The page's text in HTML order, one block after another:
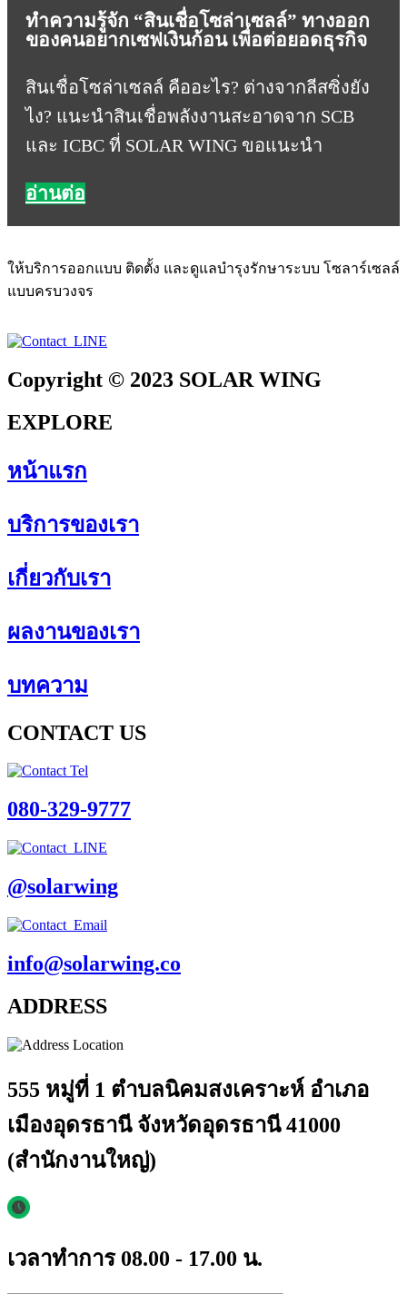
ทำความรู้จัก “สินเชื่อโซล่าเซลล์” ทางออก
ของคนอยากเซฟเงินก้อน เพื่อต่อยอดธุรกิจ
สินเชื่อโซล่าเซลล์ คืออะไร? ต่างจากลีสซิ่งยัง
ไง? แนะนำสินเชื่อพลังงานสะอาดจาก SCB
และ ICBC ที่ SOLAR WING ขอแนะนำ
อ่านต่อ
ให้บริการออกแบบ ติดตั้ง และดูแลบำรุงรักษาระบบ โซลาร์เซลล์
แบบครบวงจร
Copyright © 2023 SOLAR WING
EXPLORE
หน้าแรก
บริการของเรา
เกี่ยวกับเรา
ผลงานของเรา
บทความ
CONTACT US
080-329-9777
@solarwing
info@solarwing.co
ADDRESS
555 หมู่ที่ 1 ตำบลนิคมสงเคราะห์ อำเภอ
เมืองอุดรธานี จังหวัดอุดรธานี 41000
(สำนักงานใหญ่)
เวลาทำการ 08.00 - 17.00 น.